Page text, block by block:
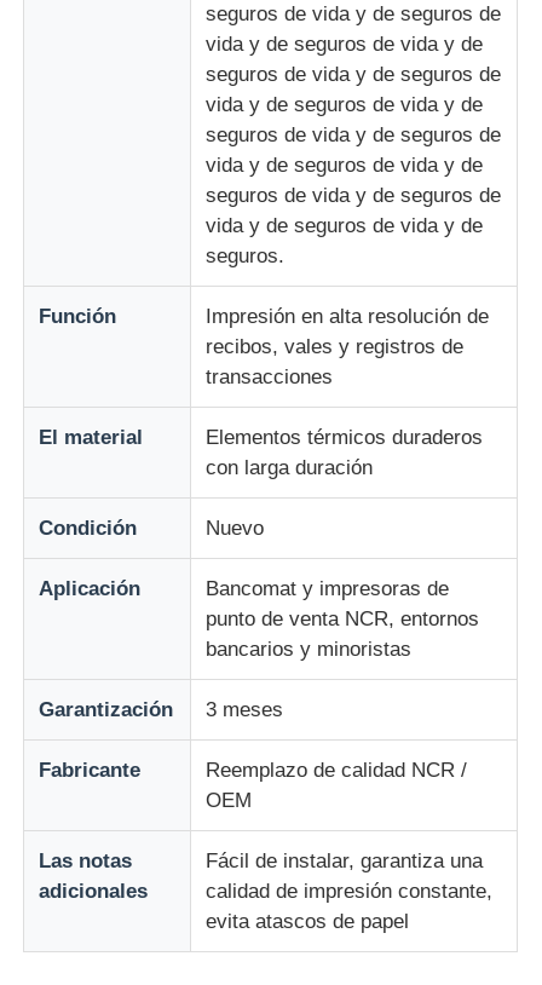
Glory NMD piezas ATM
Partes de cajeros automáticos OKI
Piezas de cajero automático de Genmega
Aceptador de billetes
Sortador de billetes
contador de la cuenta
Impresora de la tarjeta
máquina de pos
cajero automático
Reciclador de monedas
seguros de vida y de seguros de
vida y de seguros de vida y de
seguros de vida y de seguros de
vida y de seguros de vida y de
seguros de vida y de seguros de
vida y de seguros de vida y de
seguros de vida y de seguros de
vida y de seguros de vida y de
seguros.
Función
Impresión en alta resolución de
recibos, vales y registros de
transacciones
El material
Elementos térmicos duraderos
con larga duración
Condición Nuevo
Aplicación
Bancomat y impresoras de
punto de venta NCR, entornos
bancarios y minoristas
Garantización 3 meses
Fabricante
Reemplazo de calidad NCR /
OEM
Las notas
adicionales
Fácil de instalar, garantiza una
calidad de impresión constante,
evita atascos de papel